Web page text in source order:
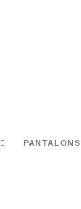
PANTALONS